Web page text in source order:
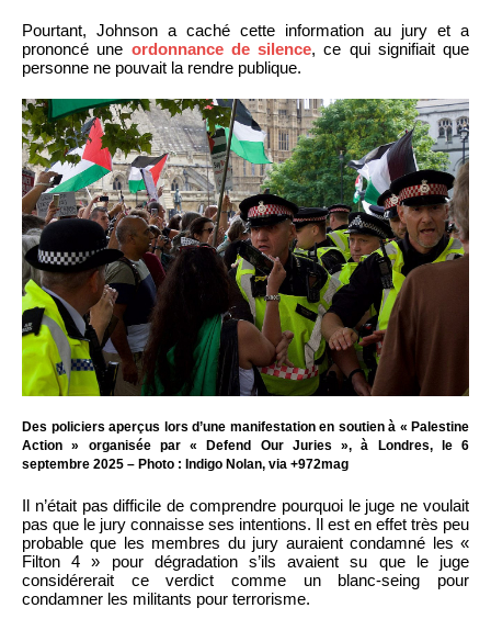
Pourtant, Johnson a caché cette information au jury et a
prononcé une ordonnance de silence, ce qui signifiait que
personne ne pouvait la rendre publique.
Des policiers aperçus lors d’une manifestation en soutien à « Palestine
Action » organisée par « Defend Our Juries », à Londres, le 6
septembre 2025 – Photo : Indigo Nolan, via +972mag
Il n’était pas difficile de comprendre pourquoi le juge ne voulait
pas que le jury connaisse ses intentions. Il est en effet très peu
probable que les membres du jury auraient condamné les «
Filton 4 » pour dégradation s’ils avaient su que le juge
considérerait ce verdict comme un blanc-seing pour
condamner les militants pour terrorisme.